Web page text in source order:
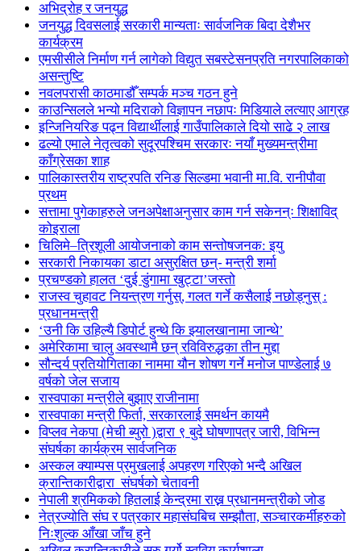
अभिद्रोह र जनयुद्ध
जनयुद्ध दिवसलाई सरकारी मान्यताः सार्वजनिक बिदा देशैभर
कार्यक्रम
एमसीसीले निर्माण गर्न लागेको विद्युत सबस्टेसनप्रति नगरपालिकाको
असन्तुष्टि
नवलपरासी काठमाडौँ सम्पर्क मञ्च गठन हुने
काउन्सिलले भन्यो मदिराको विज्ञापन नछापः मिडियाले लत्याए आग्रह
इन्जिनियरिङ पढ्न विद्यार्थीलाई गाउँपालिकाले दियो साढे २ लाख
ढल्यो एमाले नेतृत्वको सुदूरपश्चिम सरकारः नयाँ मुख्यमन्त्रीमा
काँग्रेसका शाह
पालिकास्तरीय राष्ट्रपति रनिङ सिल्डमा भवानी मा.वि. रानीपौवा
प्रथम
सत्तामा पुगेकाहरुले जनअपेक्षाअनुसार काम गर्न सकेनन्ः शिक्षाविद्
कोइराला
चिलिमे–त्रिशूली आयोजनाको काम सन्तोषजनक: इयु
सरकारी निकायका डाटा असुरक्षित छन्- मन्त्री शर्मा
प्रचण्डको हालत ‘दुई डुंगामा खुट्टा’जस्तो
राजस्व चुहावट नियन्त्रण गर्नुस्, गलत गर्ने कसैलाई नछोड्नुस् :
प्रधानमन्त्री
‘उनी कि उहिल्यै डिपोर्ट हुन्थे कि झ्यालखानामा जान्थे’
अमेरिकामा चालु अवस्थामै छन् रविविरुद्धका तीन मुद्दा
सौन्दर्य प्रतियोगिताका नाममा यौन शोषण गर्ने मनोज पाण्डेलाई ७
वर्षको जेल सजाय
रास्वपाका मन्त्रीले बुझाए राजीनामा
रास्वपाका मन्त्री फिर्ता, सरकारलाई समर्थन कायमै
विप्लव नेकपा (मेची ब्युरो )द्वारा ९ बुदे घोषणापत्र जारी, विभिन्न
संघर्षका कार्यक्रम सार्वजनिक
अस्कल क्याम्पस प्रमुखलाई अपहरण गरिएको भन्दै अखिल
क्रान्तिकारीद्वारा संघर्षको चेतावनी
नेपाली श्रमिकको हितलाई केन्द्रमा राख्न प्रधानमन्त्रीको जोड
नेत्रज्योति संघ र पत्रकार महासंघबिच सम्झौता, सञ्चारकर्मीहरुको
निःशुल्क आँखा जाँच हुने